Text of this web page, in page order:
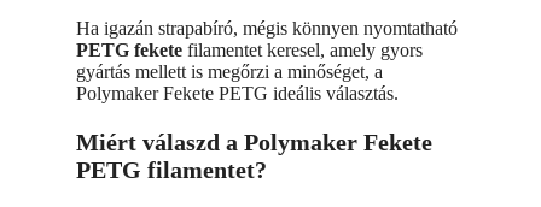
Ha igazán strapabíró, mégis könnyen nyomtatható
PETG fekete filamentet keresel, amely gyors
gyártás mellett is megőrzi a minőséget, a
Polymaker Fekete PETG ideális választás.
Miért válaszd a Polymaker Fekete
PETG filamentet?